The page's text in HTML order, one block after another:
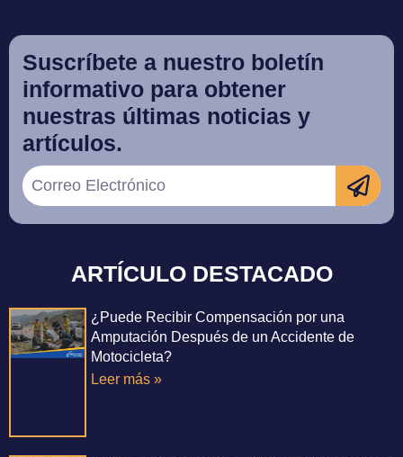
Suscríbete a nuestro boletín
informativo para obtener
nuestras últimas noticias y
artículos.
ARTÍCULO DESTACADO
¿Puede Recibir Compensación por una
Amputación Después de un Accidente de
Motocicleta?
Leer más »